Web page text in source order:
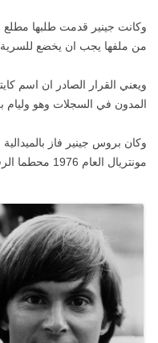
وكانت جينير قدمت طلبها مطلع
من ملفها يجب ان يخضع للسرية
ويعني القرار الصادر ان اسم
المدون في السجلات وهو وليام
وكان بروس جينير فاز بالميدالية
مونتريال العام 1976 محطما الرقم القياسي العالمي.